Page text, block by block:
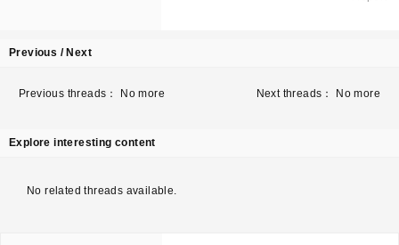
Previous / Next
Previous threads： No more Next threads： No more
Explore interesting content
No related threads available.